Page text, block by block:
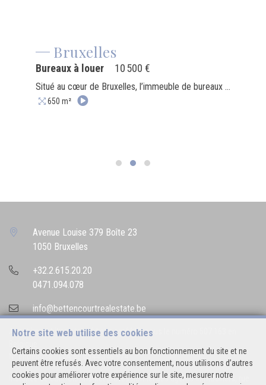
Bruxelles
10 500 €
Bureaux à louer
Situé au cœur de Bruxelles, l’immeuble de bureaux 31 Central est une tour emblématique entièrement transformée en espace de travail contemporain. Les étages supérieurs, connus sous le nom de “The View”, font l’objet d’une rénovation complète visant à offrir un environnement de travail premium, alliant design moderne, lumière naturelle et vues panoramiques sur la ville. Le bâtiment propose des plateaux de bureaux flexibles, avec des surfaces d’environ 1.479 m² par étage, et des niveaux allant jusqu’à ±1.900 m², permettant une grande adaptabilité selon les besoins des occupants. Il offre également un haut niveau de services incluant un accès 24/7, des espaces de coworking, salles de réunion, zones lounge, ainsi qu’un service de conciergerie et des espaces communs favorisant la collaboration. Idéalement situé, 31 Central bénéficie d’une excellente accessibilité, à seulement 4 minutes à pied de la gare centrale et à proximité immédiate des transports en commun et des commodités du centre-ville.
650 m²
Notre site web utilise des cookies
Certains cookies sont essentiels au bon fonctionnement du site et ne
peuvent être refusés. Avec votre consentement, nous utilisons d’autres
cookies pour améliorer votre expérience sur le site, mesurer notre
Avenue Louise 379 Boîte 23
1050 Bruxelles
+32.2.615.20.20
0471.094.078
info@bettencourtrealestate.be
Agent immobilier intermédiaire agréé IPI sous le numéro 507.163 en
N° entreprise : TVA BE 0544.346.974
Instance de contrôle: Institut professionnel des agents immobiliers, rue